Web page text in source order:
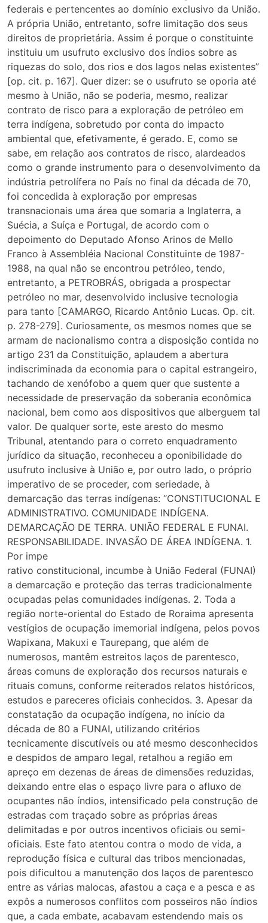
federais e pertencentes ao domínio exclusivo da União.
A própria União, entretanto, sofre limitação dos seus
direitos de proprietária. Assim é porque o constituinte
instituiu um usufruto exclusivo dos índios sobre as
riquezas do solo, dos rios e dos lagos nelas existentes”
[op. cit. p. 167]. Quer dizer: se o usufruto se oporia até
mesmo à União, não se poderia, mesmo, realizar
contrato de risco para a exploração de petróleo em
terra indígena, sobretudo por conta do impacto
ambiental que, efetivamente, é gerado. E, como se
sabe, em relação aos contratos de risco, alardeados
como o grande instrumento para o desenvolvimento da
indústria petrolífera no País no final da década de 70,
foi concedida à exploração por empresas
transnacionais uma área que somaria a Inglaterra, a
Suécia, a Suíça e Portugal, de acordo com o
depoimento do Deputado Afonso Arinos de Mello
Franco à Assembléia Nacional Constituinte de 1987-
1988, na qual não se encontrou petróleo, tendo,
entretanto, a PETROBRÁS, obrigada a prospectar
petróleo no mar, desenvolvido inclusive tecnologia
para tanto [CAMARGO, Ricardo Antônio Lucas. Op. cit.
p. 278-279]. Curiosamente, os mesmos nomes que se
armam de nacionalismo contra a disposição contida no
artigo 231 da Constituição, aplaudem a abertura
indiscriminada da economia para o capital estrangeiro,
tachando de xenófobo a quem quer que sustente a
necessidade de preservação da soberania econômica
nacional, bem como aos dispositivos que alberguem tal
valor. De qualquer sorte, este aresto do mesmo
Tribunal, atentando para o correto enquadramento
jurídico da situação, reconheceu a oponibilidade do
usufruto inclusive à União e, por outro lado, o próprio
imperativo de se proceder, com seriedade, à
demarcação das terras indígenas: “CONSTITUCIONAL E
ADMINISTRATIVO. COMUNIDADE INDÍGENA.
DEMARCAÇÃO DE TERRA. UNIÃO FEDERAL E FUNAI.
RESPONSABILIDADE. INVASÃO DE ÁREA INDÍGENA. 1.
Por impe
rativo constitucional, incumbe à União Federal (FUNAI)
a demarcação e proteção das terras tradicionalmente
ocupadas pelas comunidades indígenas. 2. Toda a
região norte-oriental do Estado de Roraima apresenta
vestígios de ocupação imemorial indígena, pelos povos
Wapixana, Makuxi e Taurepang, que além de
numerosos, mantêm estreitos laços de parentesco,
áreas comuns de exploração dos recursos naturais e
rituais comuns, conforme reiterados relatos históricos,
estudos e pareceres oficiais conhecidos. 3. Apesar da
constatação da ocupação indígena, no início da
década de 80 a FUNAI, utilizando critérios
tecnicamente discutíveis ou até mesmo desconhecidos
e despidos de amparo legal, retalhou a região em
apreço em dezenas de áreas de dimensões reduzidas,
deixando entre elas o espaço livre para o afluxo de
ocupantes não índios, intensificado pela construção de
estradas com traçado sobre as próprias áreas
delimitadas e por outros incentivos oficiais ou semi-
oficiais. Este fato atentou contra o modo de vida, a
reprodução física e cultural das tribos mencionadas,
pois dificultou a manutenção dos laços de parentesco
entre as várias malocas, afastou a caça e a pesca e as
expôs a numerosos conflitos com posseiros não índios
que, a cada embate, acabavam estendendo mais os